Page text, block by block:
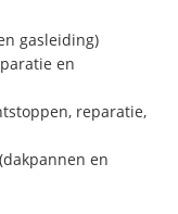
gasleiding)
en
reparatie,
en